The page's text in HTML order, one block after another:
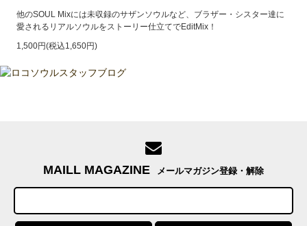
他のSOUL Mixには未収録のサザンソウルなど、ブラザー・シスター達に
愛されるリアルソウルをストーリー仕立てでEditMix！
1,500円(税込1,650円)
MAILL MAGAZINE メールマガジン登録・解除